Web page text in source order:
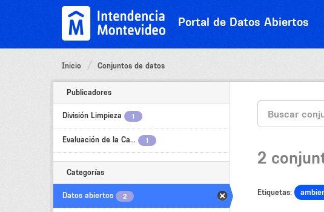
Portal de Datos Abiertos
Inicio Conjuntos de datos
Publicadores
División Limpieza 1
Evaluación de la Ca... 1
Categorías
Datos abiertos 2
2
Etiquetas: